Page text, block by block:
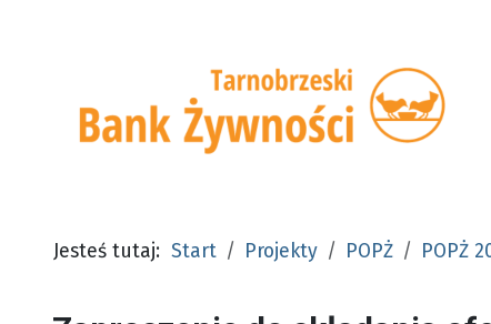
Jesteś tutaj: Start Projekty POPŻ POPŻ